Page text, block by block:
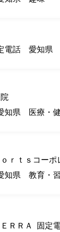
電話 愛知県
知県 医療・
ｒｔｓコー
知県 教育・
ＲＲＡ
固定